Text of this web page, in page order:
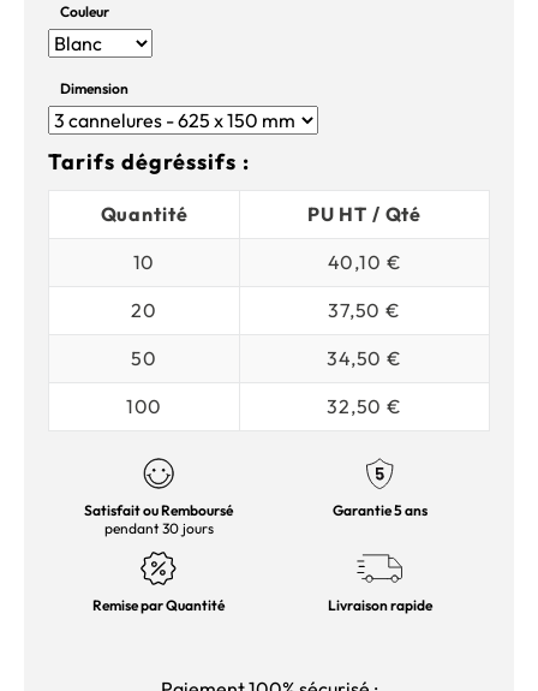
Couleur
Dimension
Tarifs dégréssifs :
Quantité
PU HT / Qté
10
40,10 €
20
37,50 €
50
34,50 €
100
32,50 €
Satisfait ou Remboursé
pendant 30 jours
Garantie 5 ans
Remise par Quantité Livraison rapide